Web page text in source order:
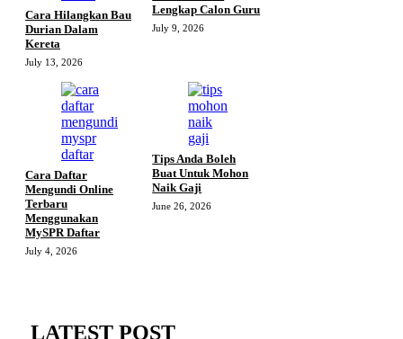
Cara Hilangkan Bau
Durian Dalam
Kereta
July 13, 2026
Lengkap Calon Guru
July 9, 2026
Cara Daftar
Mengundi Online
Terbaru
Menggunakan
MySPR Daftar
July 4, 2026
Tips Anda Boleh
Buat Untuk Mohon
Naik Gaji
June 26, 2026
LATEST POST